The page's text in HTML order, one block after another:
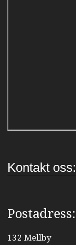
Kontakt oss:
Postadress:
132 Mellby